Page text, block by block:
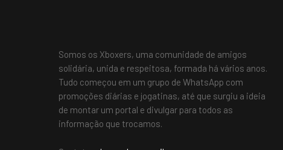
Somos os Xboxers, uma comunidade de amigos
solidária, unida e respeitosa, formada há vários anos.
Tudo começou em um grupo de WhatsApp com
promoções diárias e jogatinas, até que surgiu a ideia
de montar um portal e divulgar para todos as
informação que trocamos.